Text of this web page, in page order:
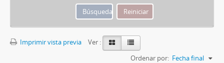
Imprimir vista previa
Ver :
Ordenar por: Fecha final